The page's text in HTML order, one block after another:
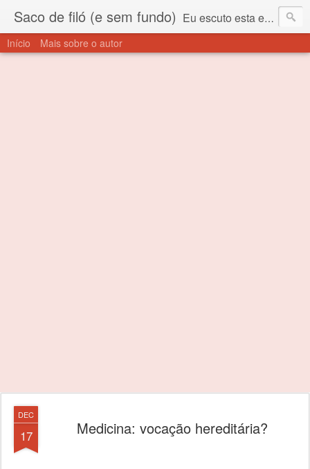
Saco de filó (e sem fundo) Eu escuto esta expressão "saco de filó" desde criança. Para quem não sabe, filó é um tecido todo furadinho e permite que um saco feito com ele, mesmo que muito exposto ao ar soprado para dentro, nunca vai se encher. Aí está o propósito deste nome... Para viver em sociedade tem que ter saco de filó.
Início Mais sobre o autor
DEC
17 Medicina: vocação hereditária?